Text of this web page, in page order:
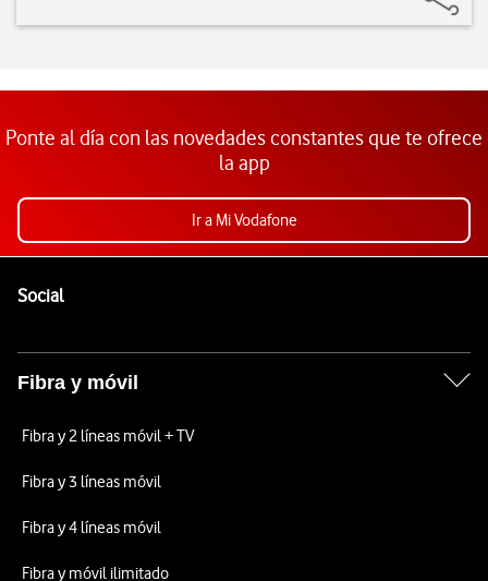
Ponte al día con las novedades constantes que te ofrece
la app
Ir a Mi Vodafone
SocialEnlaces a las redes sociales de Vodafone
Fibra y móvil
Fibra y 2 líneas móvil + TV
Fibra y 3 líneas móvil
Fibra y 4 líneas móvil
Fibra y móvil ilimitado